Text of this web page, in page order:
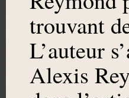
trouvant
L’auteur
Alexis